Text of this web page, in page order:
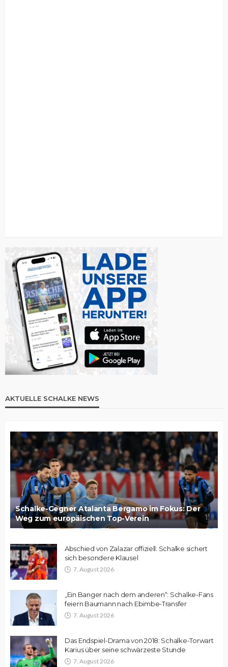
AKTUELLE SCHALKE NEWS
Schalke-Gegner Atalanta Bergamo im Fokus: Der
Weg zum europäischen Top-Verein
Abschied von Zalazar offiziell: Schalke sichert
sich besondere Klausel
7. August 2026
„Ein Banger nach dem anderen“: Schalke-Fans
feiern Baumann nach Ebimbe-Transfer
7. August 2026
Das Endspiel-Drama von 2018: Schalke-Torwart
Karius über seine schwärzeste Stunde
7. August 2026